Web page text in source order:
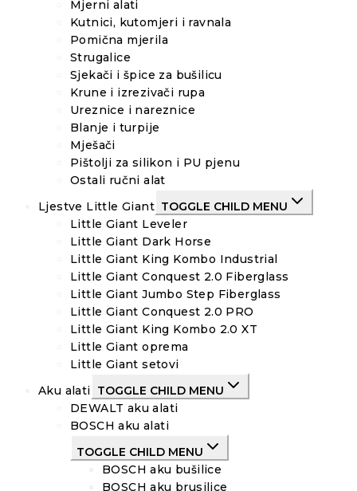
Mjerni alati
Kutnici, kutomjeri i ravnala
Pomična mjerila
Strugalice
Sjekači i špice za bušilicu
Krune i izrezivači rupa
Ureznice i nareznice
Blanje i turpije
Mješači
Pištolji za silikon i PU pjenu
Ostali ručni alat
Ljestve Little Giant TOGGLE CHILD MENU
Little Giant Leveler
Little Giant Dark Horse
Little Giant King Kombo Industrial
Little Giant Conquest 2.0 Fiberglass
Little Giant Jumbo Step Fiberglass
Little Giant Conquest 2.0 PRO
Little Giant King Kombo 2.0 XT
Little Giant oprema
Little Giant setovi
Aku alati TOGGLE CHILD MENU
DEWALT aku alati
BOSCH aku alati
TOGGLE CHILD MENU
BOSCH aku bušilice
BOSCH aku brusilice